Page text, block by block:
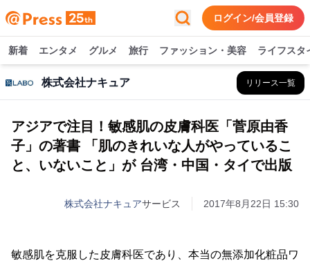
ログイン/会員登録
新着 エンタメ グルメ 旅行 ファッション・美容 ライフスタ
株式会社ナキュア リリース一覧
アジアで注目！敏感肌の皮膚科医「菅原由香
子」の著書 「肌のきれいな人がやっているこ
と、いないこと」が 台湾・中国・タイで出版
株式会社ナキュアサービス 2017年8月22日 15:30
敏感肌を克服した皮膚科医であり、本当の無添加化粧品ワ